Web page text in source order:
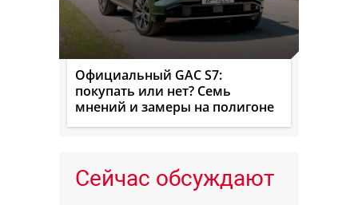
Официальный GAC S7:
покупать или нет? Семь
мнений и замеры на полигоне
Сейчас обсуждают